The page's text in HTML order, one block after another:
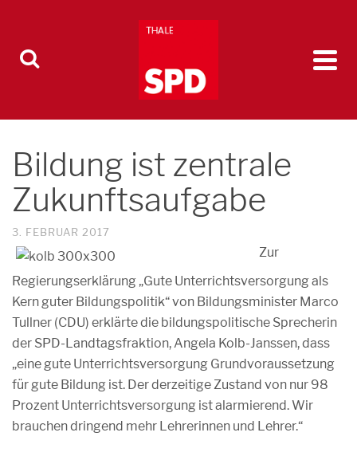
Bildung ist zentrale
Zukunftsaufgabe
3. FEBRUAR 2017
Zur
Regierungserklärung „Gute Unterrichtsversorgung als
Kern guter Bildungspolitik“ von Bildungsminister Marco
Tullner (CDU) erklärte die bildungspolitische Sprecherin
der SPD-Landtagsfraktion, Angela Kolb-Janssen, dass
„eine gute Unterrichtsversorgung Grundvoraussetzung
für gute Bildung ist. Der derzeitige Zustand von nur 98
Prozent Unterrichtsversorgung ist alarmierend. Wir
brauchen dringend mehr Lehrerinnen und Lehrer.“